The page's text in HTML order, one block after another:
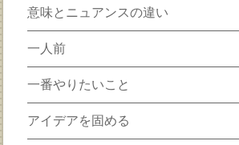
意味とニュアンスの違い
一人前
一番やりたいこと
アイデアを固める